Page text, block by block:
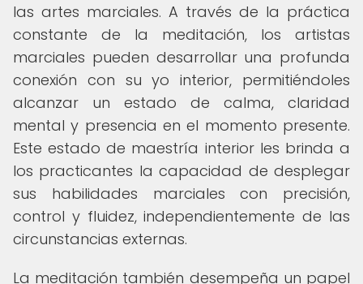
las artes marciales. A través de la práctica
constante de la meditación, los artistas
marciales pueden desarrollar una profunda
conexión con su yo interior, permitiéndoles
alcanzar un estado de calma, claridad
mental y presencia en el momento presente.
Este estado de maestría interior les brinda a
los practicantes la capacidad de desplegar
sus habilidades marciales con precisión,
control y fluidez, independientemente de las
circunstancias externas.
La meditación también desempeña un papel